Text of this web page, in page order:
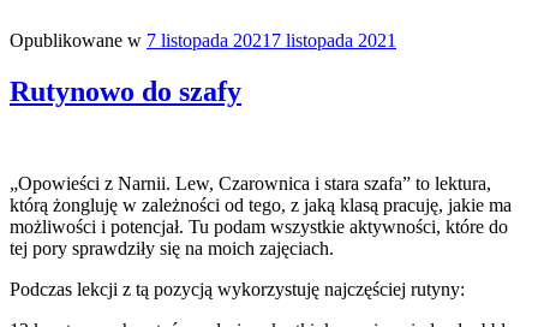
Opublikowane w 7 listopada 2021 7 listopada 2021
Rutynowo do szafy
„Opowieści z Narnii. Lew, Czarownica i stara szafa” to lektura,
którą żongluję w zależności od tego, z jaką klasą pracuję, jakie ma
możliwości i potencjał. Tu podam wszystkie aktywności, które do
tej pory sprawdziły się na moich zajęciach.
Podczas lekcji z tą pozycją wykorzystuję najczęściej rutyny: